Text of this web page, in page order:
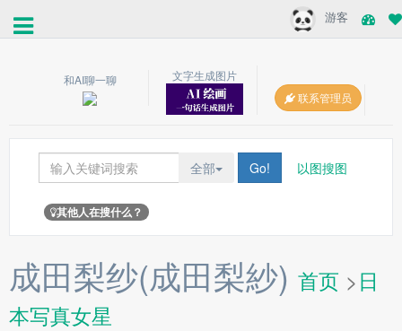
游客
和AI聊一聊
文字生成图片
联系管理员
全部 Go! 以图搜图
其他人在搜什么？
成田梨纱(成田梨紗) 首页 >日
本写真女星